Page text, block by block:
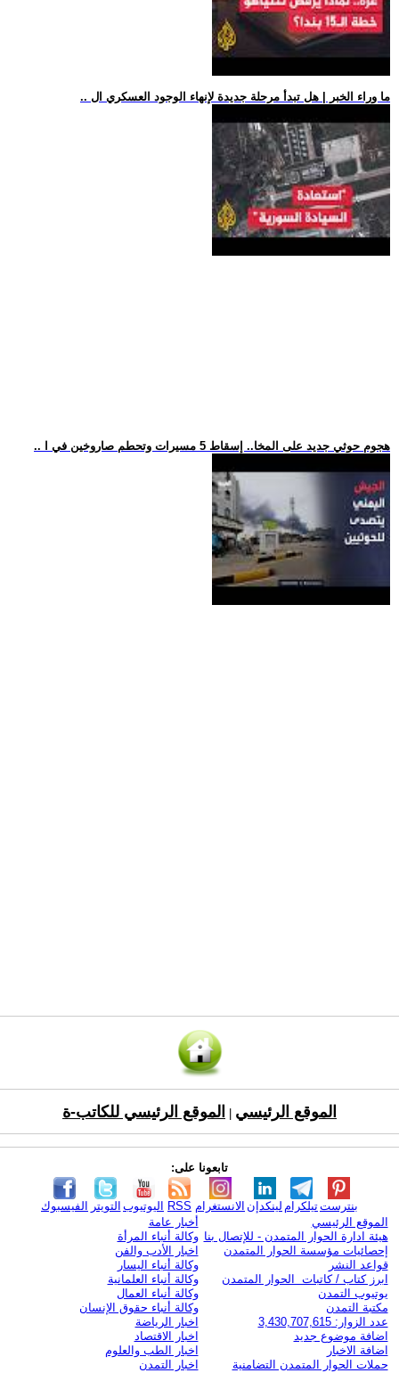
.. ما وراء الخبر | هل تبدأ مرحلة جديدة لإنهاء الوجود العسكري ال
.. هجوم حوثي جديد على المخا.. إسقاط 5 مسيرات وتحطم صاروخين في ا
الموقع الرئيسي الموقع الرئيسي للكاتب-ة
تابعونا على:
الفيسبوك التويتر اليوتيوب RSS الانستغرام لينكدإن تيلكرامبنترست
الموقع الرئيسي
هيئة ادارة الحوار المتمدن - للإتصال بنا
إحصائيات مؤسسة الحوار المتمدن
قواعد النشر
ابرز كتاب / كاتبات الحوار المتمدن
يوتيوب التمدن
مكتبة التمدن
عدد الزوار: 3,430,707,615
اضافة موضوع جديد
اضافة الاخبار
حملات الحوار المتمدن التضامنية
أخبار عامة
وكالة أنباء المرأة
اخبار الأدب والفن
وكالة أنباء اليسار
وكالة أنباء العلمانية
وكالة أنباء العمال
وكالة أنباء حقوق الإنسان
اخبار الرياضة
اخبار الاقتصاد
اخبار الطب والعلوم
اخبار التمدن